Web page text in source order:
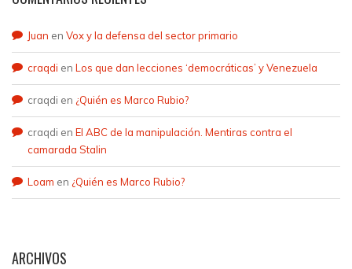
Juan en Vox y la defensa del sector primario
craqdi en Los que dan lecciones ‘democráticas’ y Venezuela
craqdi en ¿Quién es Marco Rubio?
craqdi en El ABC de la manipulación. Mentiras contra el
camarada Stalin
Loam en ¿Quién es Marco Rubio?
ARCHIVOS